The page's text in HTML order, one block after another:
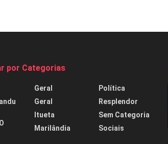
por Categorias
Geral
Geral
Itueta
Marilândia
Política
Resplendor
Sem Categoria
Sociais